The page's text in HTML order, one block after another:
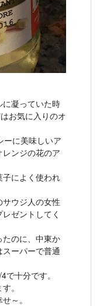
に凝っていた時
お気に入りのオ
ーに美味しいア
ンジの花のア
によく使われ
ウジ人の女性
ゼントしてく
のに、中東か
ーパーで普通
十分です。
。
～。